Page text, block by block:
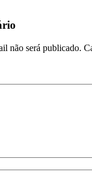
não será publicado.